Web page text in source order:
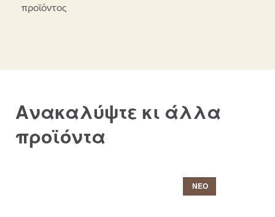
προϊόντος
Ανακαλύψτε κι άλλα
προϊόντα
ΝΕΟ